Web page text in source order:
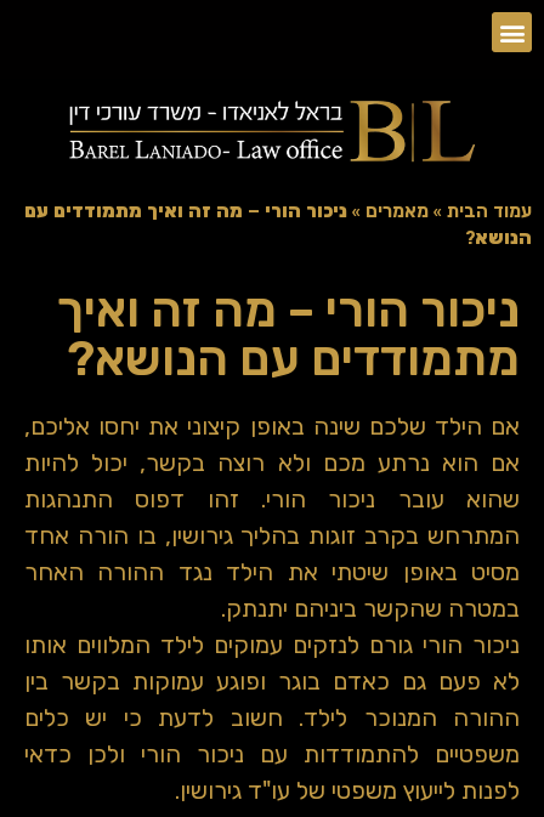
עמוד הבית » מאמרים » ניכור הורי – מה זה ואיך מתמודדים עם
הנושא?
ניכור הורי – מה זה ואיך
מתמודדים עם הנושא?
אם הילד שלכם שינה באופן קיצוני את יחסו אליכם,
אם הוא נרתע מכם ולא רוצה בקשר, יכול להיות
שהוא עובר ניכור הורי. זהו דפוס התנהגות
המתרחש בקרב זוגות בהליך גירושין, בו הורה אחד
מסיט באופן שיטתי את הילד נגד ההורה האחר
במטרה שהקשר ביניהם יתנתק.
ניכור הורי גורם לנזקים עמוקים לילד המלווים אותו
לא פעם גם כאדם בוגר ופוגע עמוקות בקשר בין
ההורה המנוכר לילד. חשוב לדעת כי יש כלים
משפטיים להתמודדות עם ניכור הורי ולכן כדאי
לפנות לייעוץ משפטי של עו"ד גירושין.